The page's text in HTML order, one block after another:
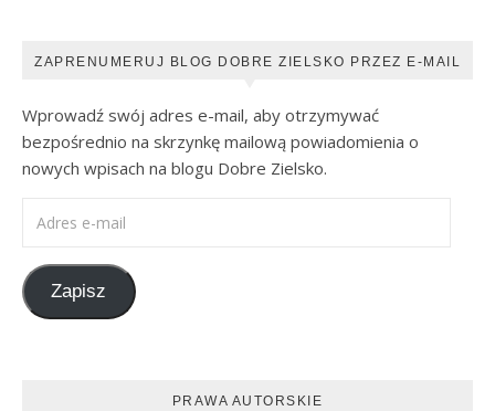
ZAPRENUMERUJ BLOG DOBRE ZIELSKO PRZEZ E-MAIL
Wprowadź swój adres e-mail, aby otrzymywać
bezpośrednio na skrzynkę mailową powiadomienia o
nowych wpisach na blogu Dobre Zielsko.
Zapisz
PRAWA AUTORSKIE